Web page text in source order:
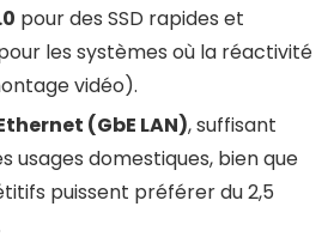
pour des SSD rapides et
les systèmes où la réactivité
vidéo).
(GbE LAN), suffisant
usages domestiques, bien que
puissent préférer du 2,5